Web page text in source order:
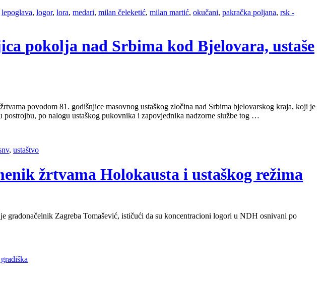
lepoglava, logor, lora, medari, milan čeleketić, milan martić, okučani, pakračka poljana, rsk -
pokolja nad Srbima kod Bjelovara, ustaše
povodom 81. godišnjice masovnog ustaškog zločina nad Srbima bjelovarskog kraja, koji je
po nalogu ustaškog pukovnika i zapovjednika nadzorne službe tog …
, ustaštvo
žrtvama Holokausta i ustaškog režima
gradonačelnik Zagreba Tomašević, ističući da su koncentracioni logori u NDH osnivani po